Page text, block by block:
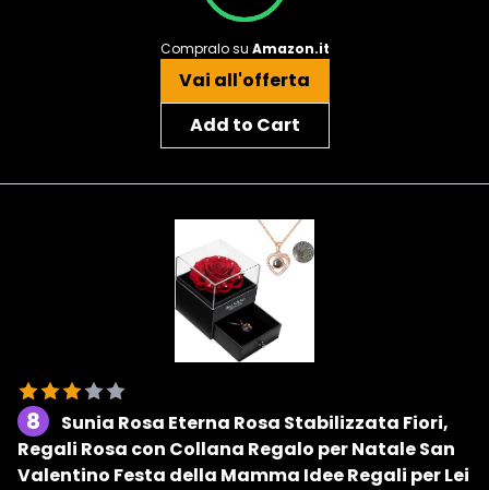
Compralo su Amazon.it
Vai all'offerta
Add to Cart
8
Sunia Rosa Eterna Rosa Stabilizzata Fiori,
Regali Rosa con Collana Regalo per Natale San
Valentino Festa della Mamma Idee Regali per Lei